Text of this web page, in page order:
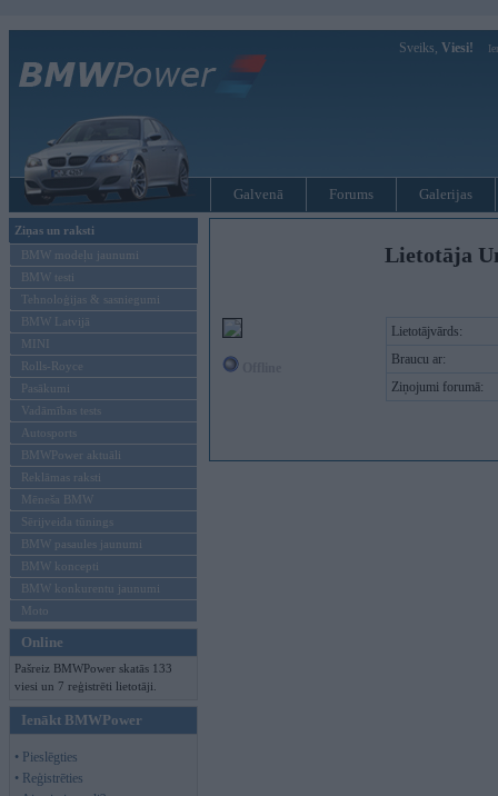
Sveiks, Viesi!
Galvenā Forums Galerijas
Ziņas un raksti
BMW modeļu jaunumi
BMW testi
Tehnoloģijas & sasniegumi
BMW Latvijā
MINI
Rolls-Royce
Pasākumi
Vadāmības tests
Autosports
BMWPower aktuāli
Reklāmas raksti
Mēneša BMW
Sērijveida tūnings
BMW pasaules jaunumi
BMW koncepti
BMW konkurentu jaunumi
Moto
Online
Pašreiz BMWPower skatās 133
viesi un 7 reģistrēti lietotāji.
Ienākt BMWPower
• Pieslēgties
• Reģistrēties
Lietotāja
Lietotājvārds:
Braucu ar:
Ziņojumi forumā: